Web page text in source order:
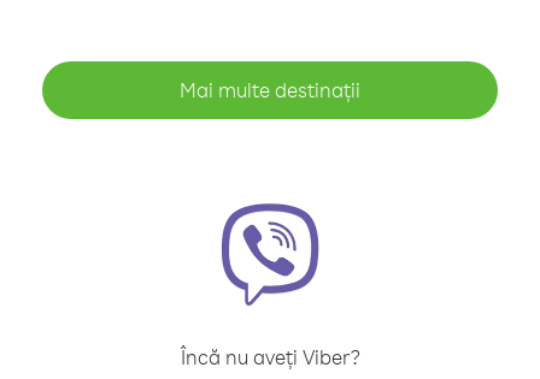
Mai multe destinații
Încă nu aveți Viber?